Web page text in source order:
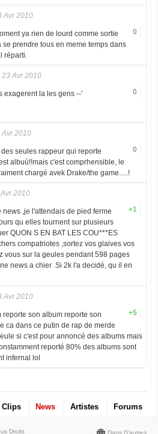
Avr 2010
0
ya rien de lourd comme sortie
se prendre tous en meme temps dans
réparti.
23 Avr 2010
0
exagerent la les gens --'
Avr 2010
0
seules rappeur qui reporte
albuù!!mais c'est comprhensible, le
chargé avek Drake/the game.....!
2010
+1
news ,je l'attendais de pied ferme
qu elles tournent sur plusieurs
QUON S EN BAT LES COU***ES
compatriotes ,sortez vos glaives vos
vous sur la geules pendant 598 pages
news a chier .Si 2k l'a decidé, qu il en
Avr 2010
+5
reporte son album reporte son
ca dans ce putin de rap de merde
si c'est pour annoncé des albums mais
reporté 80% des albums sont
infernal lol
Clips News Artistes Forums
Dans D'autres
Droits